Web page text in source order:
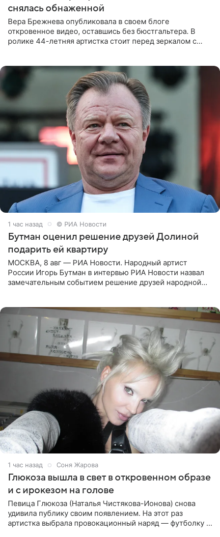
снялась обнаженной
Вера Брежнева опубликовала в своем блоге
откровенное видео, оставшись без бюстгальтера. В
ролике 44-летняя артистка стоит перед зеркалом с
1 час назад © РИА Новости
Бутман оценил решение друзей Долиной
подарить ей квартиру
МОСКВА, 8 авг — РИА Новости. Народный артист
России Игорь Бутман в интервью РИА Новости назвал
замечательным событием решение друзей народной
1 час назад Соня Жарова
Глюкоза вышла в свет в откровенном образе
и с ирокезом на голове
Певица Глюкоза (Наталья Чистякова-Ионова) снова
удивила публику своим появлением. На этот раз
артистка выбрала провокационный наряд — футболку с